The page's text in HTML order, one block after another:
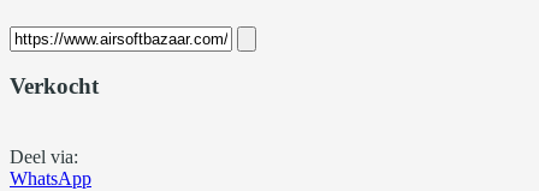
Verkocht
Deel via:
WhatsApp